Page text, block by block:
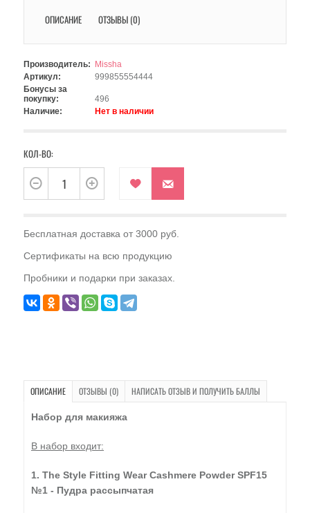
ОПИСАНИЕ ОТЗЫВЫ (0)
Производитель:
Missha
Артикул:
999855554444
Бонусы за
покупку:
496
Наличие:
Нет в наличии
КОЛ-ВО:
Бесплатная доставка от 3000 руб.
Сертификаты на всю продукцию
Пробники и подарки при заказах.
ОПИСАНИЕ ОТЗЫВЫ (0) НАПИСАТЬ ОТЗЫВ И ПОЛУЧИТЬ БАЛЛЫ
Набор для макияжа
В набор входит:
1. The Style Fitting Wear Cashmere Powder SPF15
№1 - Пудра рассыпчатая